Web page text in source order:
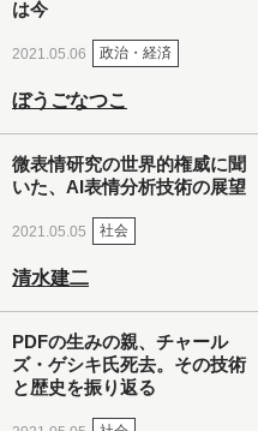
は今
2021.05.06 政治・経済
ぼうごなつこ
微表情研究の世界的権威に聞
いた、AI表情分析技術の展望
2021.05.05 社会
清水建二
PDFの生みの親、チャール
ズ・ゲシキ氏死去。その技術
と歴史を振り返る